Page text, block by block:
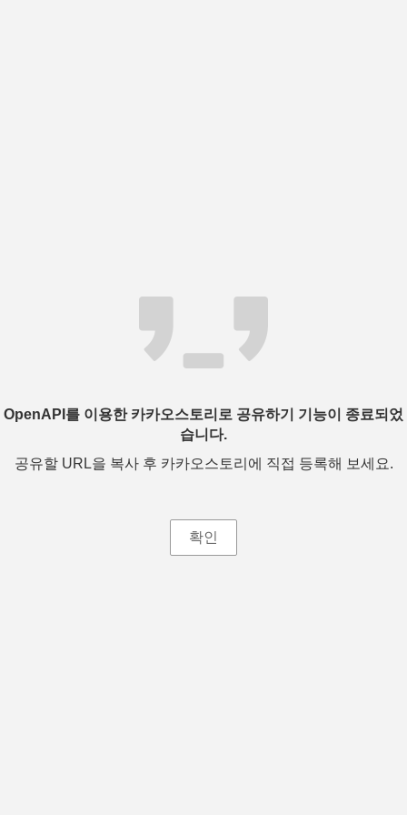
OpenAPI를 이용한 카카오스토리로 공유하기 기능이 종료되었
습니다.
공유할 URL을 복사 후 카카오스토리에 직접 등록해 보세요.
확인